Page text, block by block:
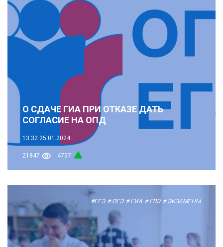
О СДАЧЕ ГИА ПРИ ОТКАЗЕ ДАТЬ
СОГЛАСИЕ НА ОПД
13:32 25.01.2024
21847 4757
#ЕГЭ # ОГЭ # ГИА # ГВЭ # ЭКЗАМЕНЫ